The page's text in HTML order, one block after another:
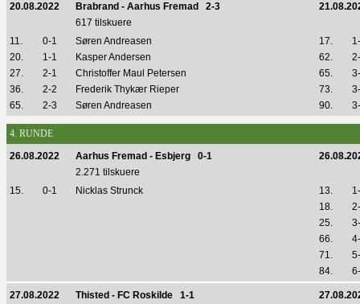
20.08.2022 Brabrand - Aarhus Fremad 2-3
617 tilskuere
11.
0-1 Søren Andreasen 17.
20.
1-1 Kasper Andersen 62.
27.
2-1 Christoffer Maul Petersen 65.
36.
2-2 Frederik Thykær Rieper 73.
65.
2-3 Søren Andreasen 90.
4. RUNDE
26.08.2022
Aarhus Fremad - Esbjerg 0-1
2.271 tilskuere
15.
0-1 Nicklas Strunck 13.
18.
25.
66.
71.
84.
27.08.2022 Thisted - FC Roskilde 1-1